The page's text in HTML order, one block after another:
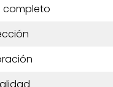
completo